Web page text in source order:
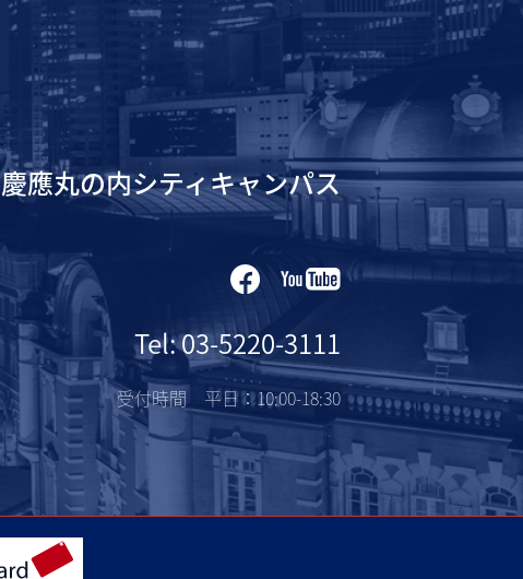
慶應丸の内シティキャンパス
Tel: 03-5220-3111
受付時間 平日：10:00-18:30